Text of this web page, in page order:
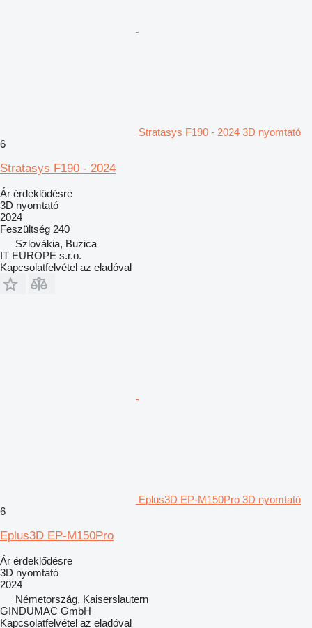
Stratasys F190 - 2024 3D nyomtató
6
Stratasys F190 - 2024
Ár érdeklődésre
3D nyomtató
2024
Feszültség 240
Szlovákia, Buzica
IT EUROPE s.r.o.
Kapcsolatfelvétel az eladóval
Eplus3D EP-M150Pro 3D nyomtató
6
Eplus3D EP-M150Pro
Ár érdeklődésre
3D nyomtató
2024
Németország, Kaiserslautern
GINDUMAC GmbH
Kapcsolatfelvétel az eladóval